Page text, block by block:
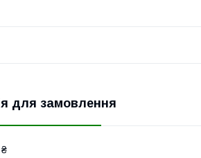
для замовлення